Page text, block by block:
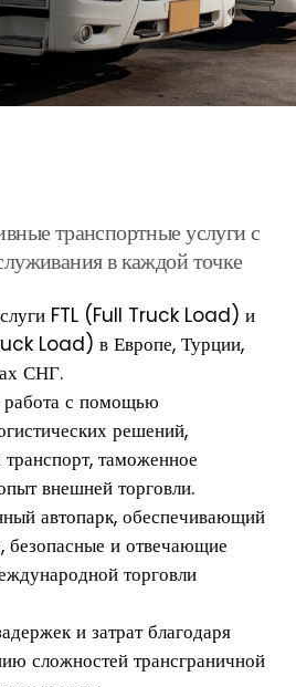
вныетранспортныеуслугис
луживаниявкаждойточке
FTL (Full Truck Load) и
Load) в Европе, Турции,
СНГ.
работа с помощью
решений,
таможенное
внешней торговли.
автопарк, обеспечивающий
безопасные и отвечающие
торговли
и затрат благодаря
сложностей трансграничной